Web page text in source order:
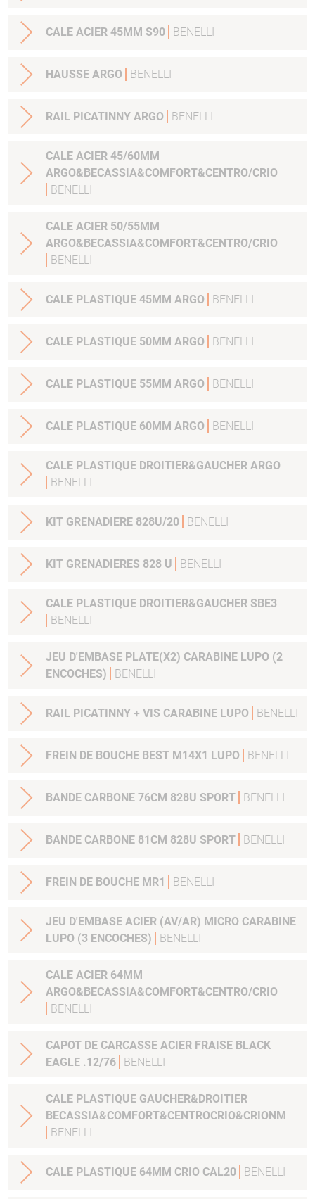
CALE ACIER 45MM S90 BENELLI
HAUSSE ARGO BENELLI
RAIL PICATINNY ARGO BENELLI
CALE ACIER 45/60MM
ARGO&BECASSIA&COMFORT&CENTRO/CRIO
BENELLI
CALE ACIER 50/55MM
ARGO&BECASSIA&COMFORT&CENTRO/CRIO
BENELLI
CALE PLASTIQUE 45MM ARGO BENELLI
CALE PLASTIQUE 50MM ARGO BENELLI
CALE PLASTIQUE 55MM ARGO BENELLI
CALE PLASTIQUE 60MM ARGO BENELLI
CALE PLASTIQUE DROITIER&GAUCHER ARGO
BENELLI
KIT GRENADIERE 828U/20 BENELLI
KIT GRENADIERES 828 U BENELLI
CALE PLASTIQUE DROITIER&GAUCHER SBE3
BENELLI
JEU D'EMBASE PLATE(X2) CARABINE LUPO (2
ENCOCHES)
BENELLI
RAIL PICATINNY + VIS CARABINE LUPO BENELLI
FREIN DE BOUCHE BEST M14X1 LUPO BENELLI
BANDE CARBONE 76CM 828U SPORT BENELLI
BANDE CARBONE 81CM 828U SPORT BENELLI
FREIN DE BOUCHE MR1 BENELLI
JEU D'EMBASE ACIER (AV/AR) MICRO CARABINE
LUPO (3 ENCOCHES)
BENELLI
CALE ACIER 64MM
ARGO&BECASSIA&COMFORT&CENTRO/CRIO
BENELLI
CAPOT DE CARCASSE ACIER FRAISE BLACK
EAGLE .12/76
BENELLI
CALE PLASTIQUE GAUCHER&DROITIER
BECASSIA&COMFORT&CENTROCRIO&CRIONM
BENELLI
CALE PLASTIQUE 64MM CRIO CAL20 BENELLI